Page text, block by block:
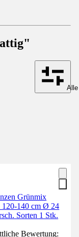
Grünmix
120-140 cm Ø 24
Sorten 1 Stk.
Bewertung: